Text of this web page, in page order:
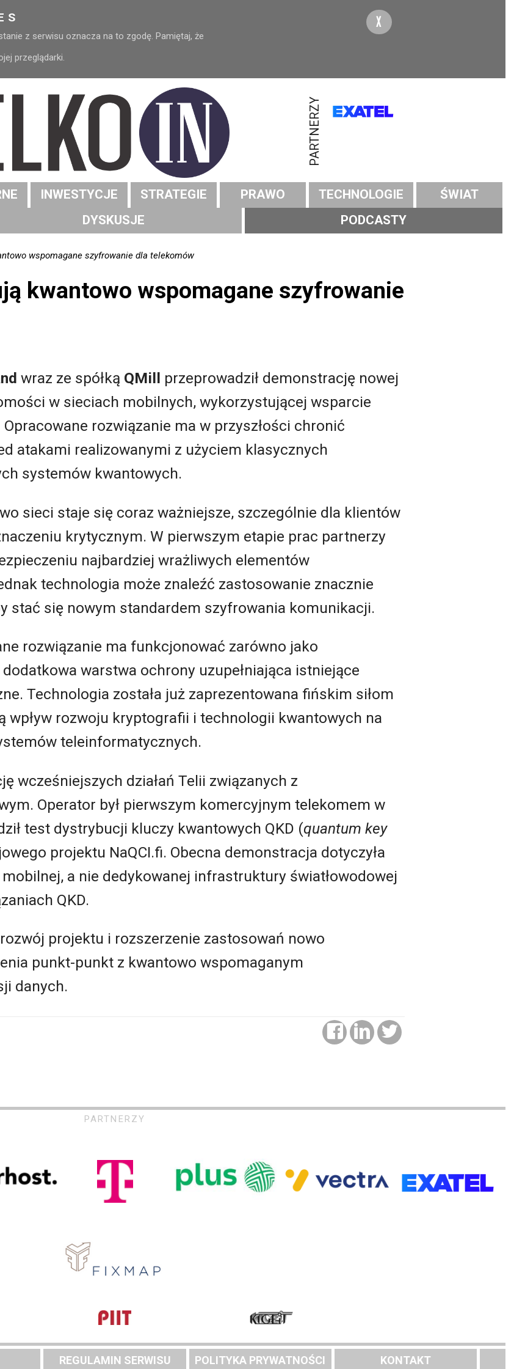
z serwisu oznacza na to zgodę. Pamiętaj, że
przeglądarki.
X
PARTNERZY
INWESTYCJE STRATEGIE PRAWO TECHNOLOGIE
ŚWIAT
DYSKUSJE PODCASTY
wspomagane szyfrowanie dla telekomów
kwantowo wspomagane szyfrowanie
wraz ze spółką QMill przeprowadził demonstrację nowej
w sieciach mobilnych, wykorzystującej wsparcie
rozwiązanie ma w przyszłości chronić
atakami realizowanymi z użyciem klasycznych
systemów kwantowych.
sieci staje się coraz ważniejsze, szczególnie dla klientów
krytycznym. W pierwszym etapie prac partnerzy
najbardziej wrażliwych elementów
technologia może znaleźć zastosowanie znacznie
stać się nowym standardem szyfrowania komunikacji.
rozwiązanie ma funkcjonować zarówno jako
warstwa ochrony uzupełniająca istniejące
Technologia została już zaprezentowana fińskim siłom
wpływ rozwoju kryptografii i technologii kwantowych na
teleinformatycznych.
wcześniejszych działań Telii związanych z
Operator był pierwszym komercyjnym telekomem w
test dystrybucji kluczy kwantowych QKD (quantum key
projektu NaQCI.fi. Obecna demonstracja dotyczyła
a nie dedykowanej infrastruktury światłowodowej
QKD.
projektu i rozszerzenie zastosowań nowo
punkt-punkt z kwantowo wspomaganym
danych.
PARTNERZY
REGULAMIN SERWISU POLITYKA PRYWATNOŚCI KONTAKT